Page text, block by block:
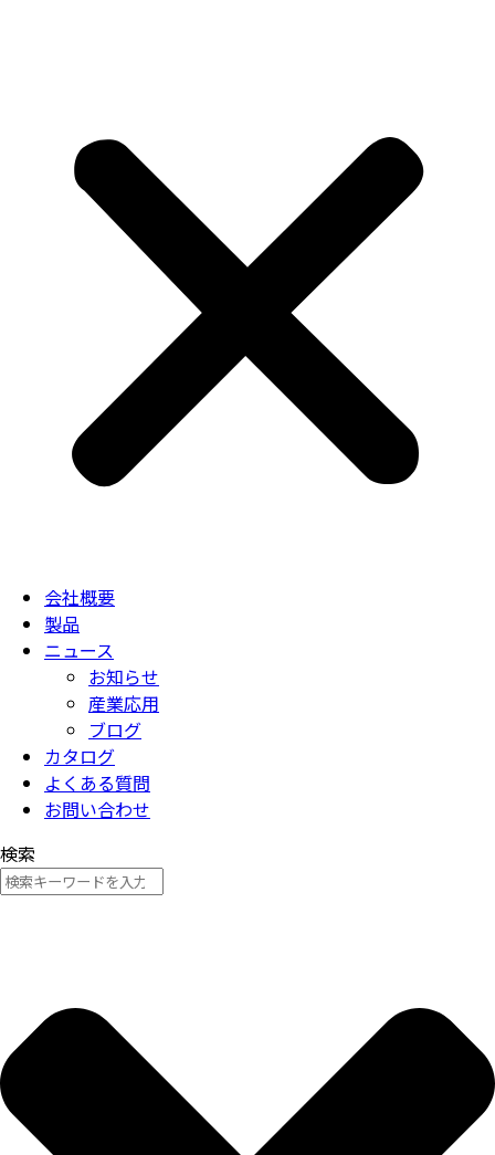
会社概要
製品
ニュース
お知らせ
産業応用
ブログ
カタログ
よくある質問
お問い合わせ
検索